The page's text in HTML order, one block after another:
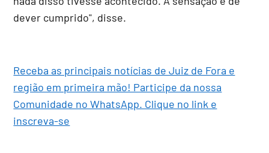
dever cumprido", disse.
Receba as principais notícias de Juiz de Fora e
região em primeira mão! Participe da nossa
Comunidade no WhatsApp. Clique no link e
inscreva-se